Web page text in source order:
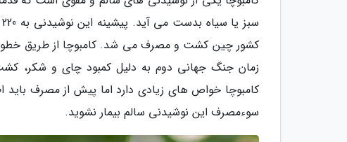
کشور چین کشت و مصرف می شد. کامبوچا از طریق خطوط
زمان جنگ جهانی دوم به دلیل کمبود چای و شکر،
کامبوچا خواص های زیادی دارد اما پیش از مصرف باید
سوءمصرف این نوشیدنی سالم بیمار نشوید.